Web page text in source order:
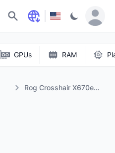
Buscar
GPUs RAM
Rog Crosshair X670e